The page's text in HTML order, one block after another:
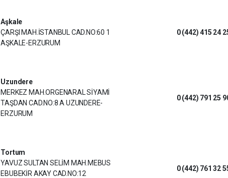
Aşkale
ÇARŞI MAH.İSTANBUL CAD.NO:60 1
AŞKALE-ERZURUM
0 (442) 415 24
Uzundere
MERKEZ MAH.ORGENARAL SİYAMİ
TAŞDAN CAD.NO:8 A UZUNDERE-
ERZURUM
0 (442) 791 25
Tortum
YAVUZ SULTAN SELİM MAH.MEBUS
EBUBEKİR AKAY CAD.NO:12
0 (442) 761 32